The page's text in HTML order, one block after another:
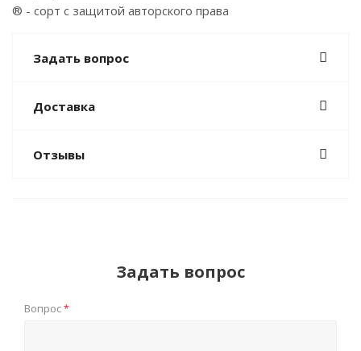
® - сорт с защитой авторского права
Задать вопрос
Доставка
Отзывы
Задать вопрос
Вопрос*